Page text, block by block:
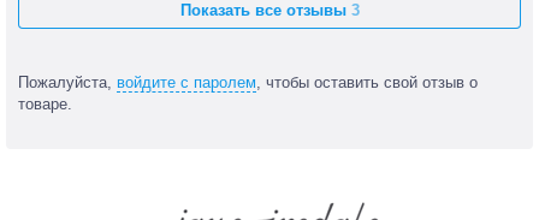
Показать все отзывы 3
Пожалуйста, войдите с паролем, чтобы оставить свой отзыв о
товаре.